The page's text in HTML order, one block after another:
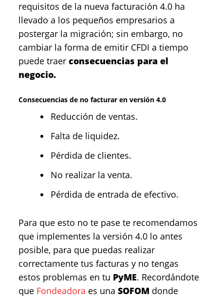
requisitos de la nueva facturación 4.0 ha
llevado a los pequeños empresarios a
postergar la migración; sin embargo, no
cambiar la forma de emitir CFDI a tiempo
puede traer consecuencias para el
negocio.
Consecuencias de no facturar en versión 4.0
Reducción de ventas.
Falta de liquidez.
Pérdida de clientes.
No realizar la venta.
Pérdida de entrada de efectivo.
Para que esto no te pase te recomendamos
que implementes la versión 4.0 lo antes
posible, para que puedas realizar
correctamente tus facturas y no tengas
estos problemas en tu PyME. Recordándote
que Fondeadora es una SOFOM donde